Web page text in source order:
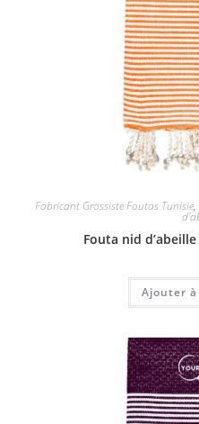
Fabricant Grossiste Foutas Tunisie,
Fouta nid
Ajouter à